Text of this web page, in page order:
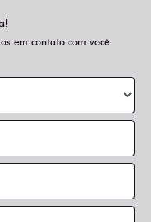
em contato com você